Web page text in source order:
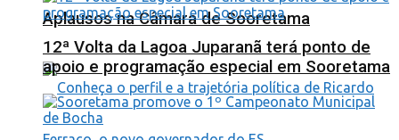
Aplausos na Câmara de Sooretama
12ª Volta da Lagoa Juparanã terá ponto de
apoio e programação especial em Sooretama